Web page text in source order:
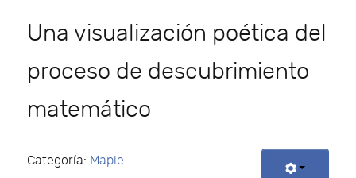
Una visualización poética del
proceso de descubrimiento
matemático
Categoría: Maple